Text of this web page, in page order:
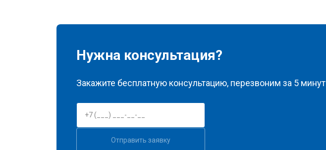
Нужна консультация?
Закажите бесплатную консультацию, перезвоним за 5 минут
Отправить заявку